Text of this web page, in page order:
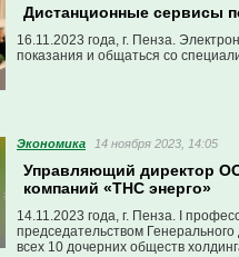
Дистанционные сервисы
16.11.2023 года, г. Пенза.
показания и общаться со
Экономика 14 ноября 2023, 14:05
Управляющий директор
компаний «ТНС энерго»
14.11.2023 года, г. Пенза. I
председательством
всех 10 дочерних обществ